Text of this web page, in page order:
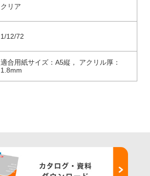
クリア
1/12/72
適合用紙サイズ：A5縦， アクリル厚：
1.8mm